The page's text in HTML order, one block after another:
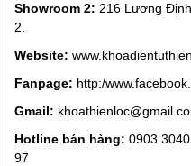
Showroom 2: 216 Lương
2.
Website:
Fanpage: http:/
Gmail:
Hotline bán hàng: 0903
97